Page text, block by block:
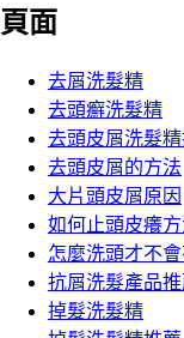
關
頁面
去屑洗髮精
去頭癬洗髮精
去頭皮屑洗髮
去頭皮屑的方法
大片頭皮屑原因
如何止頭皮癢方
怎麼洗頭才不
抗屑洗髮產品推
掉髮洗髮精